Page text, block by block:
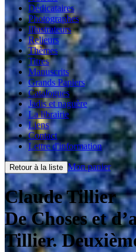
Dédicataires
Photographes
Illustrateurs
Relieurs
Thèmes
Titres
Manuscrits
Grands Papiers
Catalogues
Jadis et naguère
La librairie
Liens
Contact
Lettre d'information
Retour à la liste Mon panier
Claude Tillier
De Choses et
Tillier.